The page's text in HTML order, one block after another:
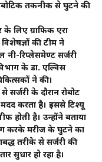
तकनीक से घुटने की
लिए ग्राफिक एरा
की टीम ने
रिप्लेसमेण्ट सर्जरी
के डा. एल्विस
ने की।
के दौरान रोबोट
करता है। इससे टिश्यू
होती है। उन्होंने बताया
करके मरीज के घुटने का
तरीके से सर्जरी की
सुधार हो रहा है।